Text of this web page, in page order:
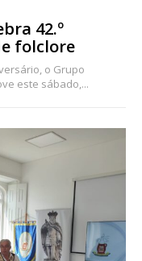
42.º
folclore
o Grupo
este sábado,...